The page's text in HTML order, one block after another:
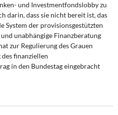
und Investmentfondslobby zu
darin, dass sie nicht bereit ist, das
System der provisionsgestützten
unabhängige Finanzberatung
zur Regulierung des Grauen
finanziellen
in den Bundestag eingebracht